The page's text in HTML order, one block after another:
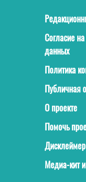
Согласие
данных
Политика
Публичная
О проекте
Помочь
Дисклеймер
Медиа-кит